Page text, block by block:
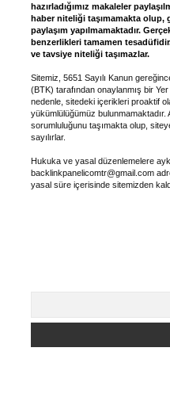
hazırladığımız makaleler
haber niteliği taşımamakta olup,
paylaşım yapılmamaktadır.
benzerlikleri tamamen
ve tavsiye niteliği taşımazlar.
Sitemiz, 5651 Sayılı Kanun
(BTK) tarafından onaylanmış bir
nedenle, sitedeki içerikleri proaktif
yükümlülüğümüz
sorumluluğunu taşımakta olup,
sayılırlar.
Hukuka ve yasal düzenlemelere
backlinkpanelicomtr@gmail.com
yasal süre içerisinde sitemizden